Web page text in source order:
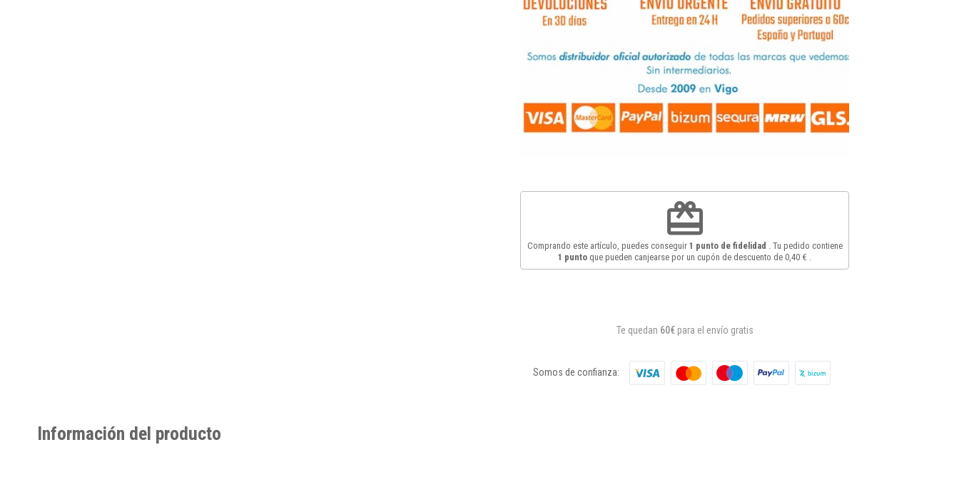
redeem
Comprando este artículo, puedes conseguir 1 punto de fidelidad . Tu pedido contiene
1 punto que pueden canjearse por un cupón de descuento de 0,40 €
Te quedan 60€para el envío gratis
Somos de confianza:
Información del producto